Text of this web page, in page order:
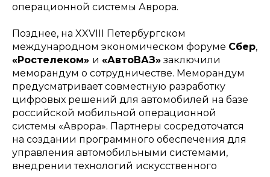
операционной системы Аврора.
Позднее, на XXVIII Петербургском
международном экономическом форуме Сбер,
«Ростелеком» и «АвтоВАЗ» заключили
меморандум о сотрудничестве. Меморандум
предусматривает совместную разработку
цифровых решений для автомобилей на базе
российской мобильной операционной
системы «Аврора». Партнеры сосредоточатся
на создании программного обеспечения для
управления автомобильными системами,
внедрении технологий искусственного